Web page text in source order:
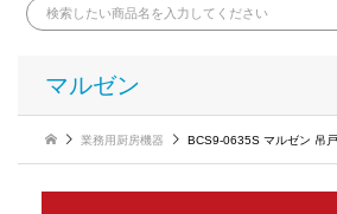
マルゼン
業務用厨房機器 BCS9-0635S マルゼン 吊